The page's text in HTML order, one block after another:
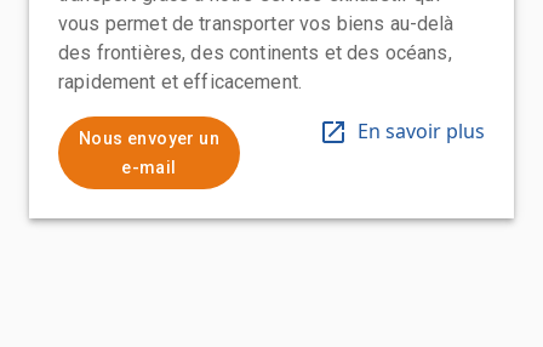
vous permet de transporter vos biens au-delà
des frontières, des continents et des océans,
rapidement et efficacement.
Nous envoyer un
e-mail
En savoir plus